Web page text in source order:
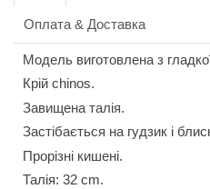
Оплата & Доставка
Модель виготовлена з
Крій chinos.
Завищена талія.
Застібається на гудзик і
Прорізні кишені.
Талія: 32 cm.